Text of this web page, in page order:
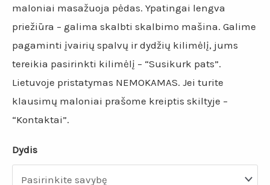
maloniai masažuoja pėdas. Ypatingai lengva
priežiūra – galima skalbti skalbimo mašina. Galime
pagaminti įvairių spalvų ir dydžių kilimėlį, jums
tereikia pasirinkti kilimėlį – “Susikurk pats”.
Lietuvoje pristatymas NEMOKAMAS. Jei turite
klausimų maloniai prašome kreiptis skiltyje –
“Kontaktai”.
Dydis